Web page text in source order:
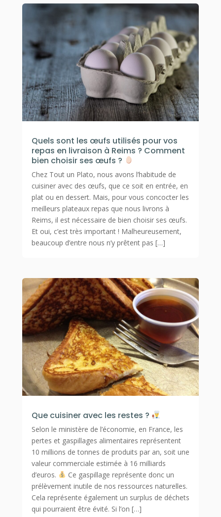
Quels sont les œufs utilisés pour vos
repas en livraison à Reims ? Comment
bien choisir ses œufs ?
Chez Tout un Plato, nous avons l’habitude de
cuisiner avec des œufs, que ce soit en entrée, en
plat ou en dessert. Mais, pour vous concocter les
meilleurs plateaux repas que nous livrons à
Reims, il est nécessaire de bien choisir ses œufs.
Et oui, c’est très important ! Malheureusement,
beaucoup d’entre nous n’y prêtent pas […]
Que cuisiner avec les restes ?
Selon le ministère de l’économie, en France, les
pertes et gaspillages alimentaires représentent
10 millions de tonnes de produits par an, soit une
valeur commerciale estimée à 16 milliards
d’euros.
Ce gaspillage représente donc un
prélèvement inutile de nos ressources naturelles.
Cela représente également un surplus de déchets
qui pourraient être évité. Si l’on […]